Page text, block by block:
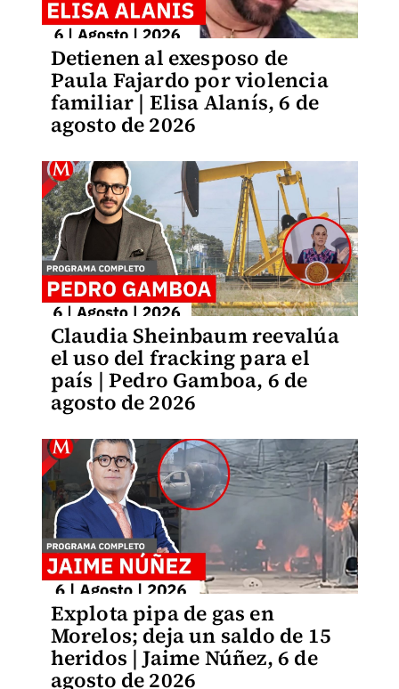
Detienen al exesposo de
Paula Fajardo por violencia
familiar | Elisa Alanís, 6 de
agosto de 2026
Claudia Sheinbaum reevalúa
el uso del fracking para el
país | Pedro Gamboa, 6 de
agosto de 2026
Explota pipa de gas en
Morelos; deja un saldo de 15
heridos | Jaime Núñez, 6 de
agosto de 2026